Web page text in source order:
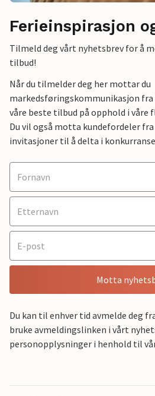
Ferieinspirasjon
Tilmeld deg vårt nyhetsbrev for å
tilbud!
Når du tilmelder deg her mottar du
markedsføringskommunikasjon fra
våre beste tilbud på opphold i
Du vil også motta kundefordeler
invitasjoner til å delta i
Motta
Du kan til enhver tid avmelde deg
bruke avmeldingslinken i vårt
personopplysninger i henhold til